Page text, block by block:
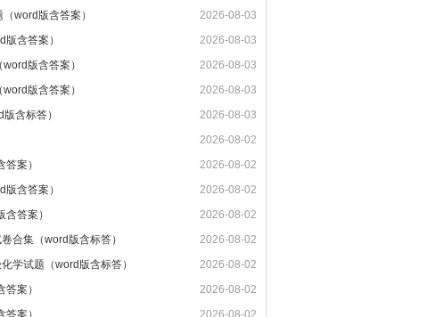
2026-08-03
word版含答案）
2026-08-03
含答案）
2026-08-03
版含答案）
2026-08-03
版含答案）
2026-08-03
含标答）
2026-08-02
2026-08-02
案）
2026-08-02
含答案）
2026-08-02
答案）
2026-08-02
合集（word版含标答）
2026-08-02
学试题（word版含标答）
2026-08-02
案）
2026-08-02
案）